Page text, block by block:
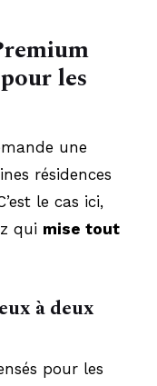
les
une
résidences
le cas ici,
qui mise tout
à deux
pour les